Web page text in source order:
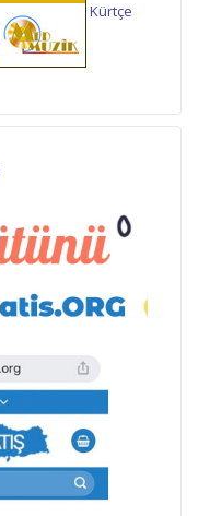
Kürtçe